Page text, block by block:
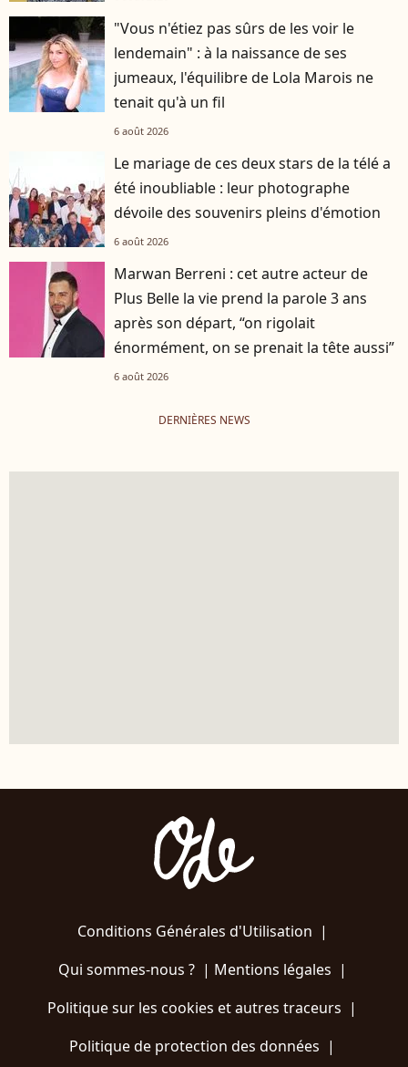
"Vous n'étiez pas sûrs de les voir le
lendemain" : à la naissance de ses
jumeaux, l'équilibre de Lola Marois ne
tenait qu'à un fil
6 août 2026
Le mariage de ces deux stars de la télé a
été inoubliable : leur photographe
dévoile des souvenirs pleins d'émotion
6 août 2026
Marwan Berreni : cet autre acteur de
Plus Belle la vie prend la parole 3 ans
après son départ, “on rigolait
énormément, on se prenait la tête aussi”
6 août 2026
DERNIÈRES NEWS
Conditions Générales d'Utilisation |
Qui sommes-nous ?| Mentions légales |
Politique sur les cookies et autres traceurs |
Politique de protection des données |